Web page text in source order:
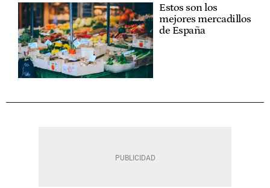
Estos son los
mejores mercadillos
de España